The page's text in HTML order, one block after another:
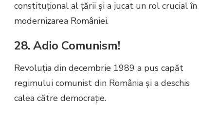
constituțional al țării și a jucat un rol crucial în
modernizarea României.
28. Adio Comunism!
Revoluția din decembrie 1989 a pus capăt
regimului comunist din România și a deschis
calea către democrație.